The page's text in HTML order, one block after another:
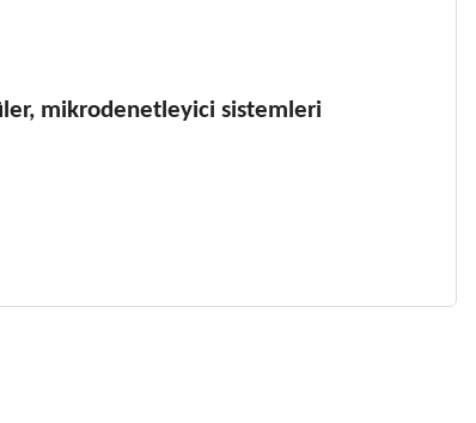
mikrodenetleyici sistemleri